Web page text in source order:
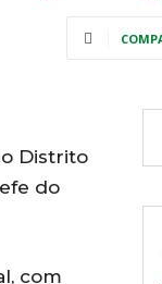
Distrito
do
com